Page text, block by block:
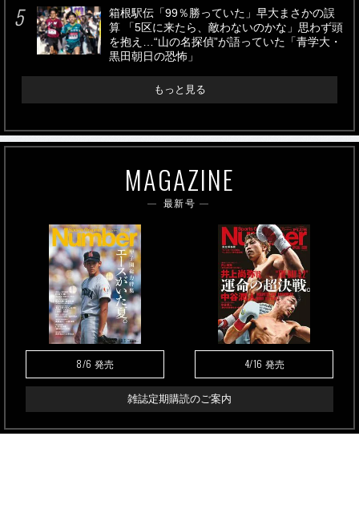
箱根駅伝「99％勝っていた」早大まさかの誤
算 「5区に来たら、敵わないのかな」思わず頭
を抱え…“山の名探偵”が語っていた「青学大・
黒田朝日の恐怖」
もっと見る
MAGAZINE
最新号
8/6 発売 4/16 発売
雑誌定期購読のご案内